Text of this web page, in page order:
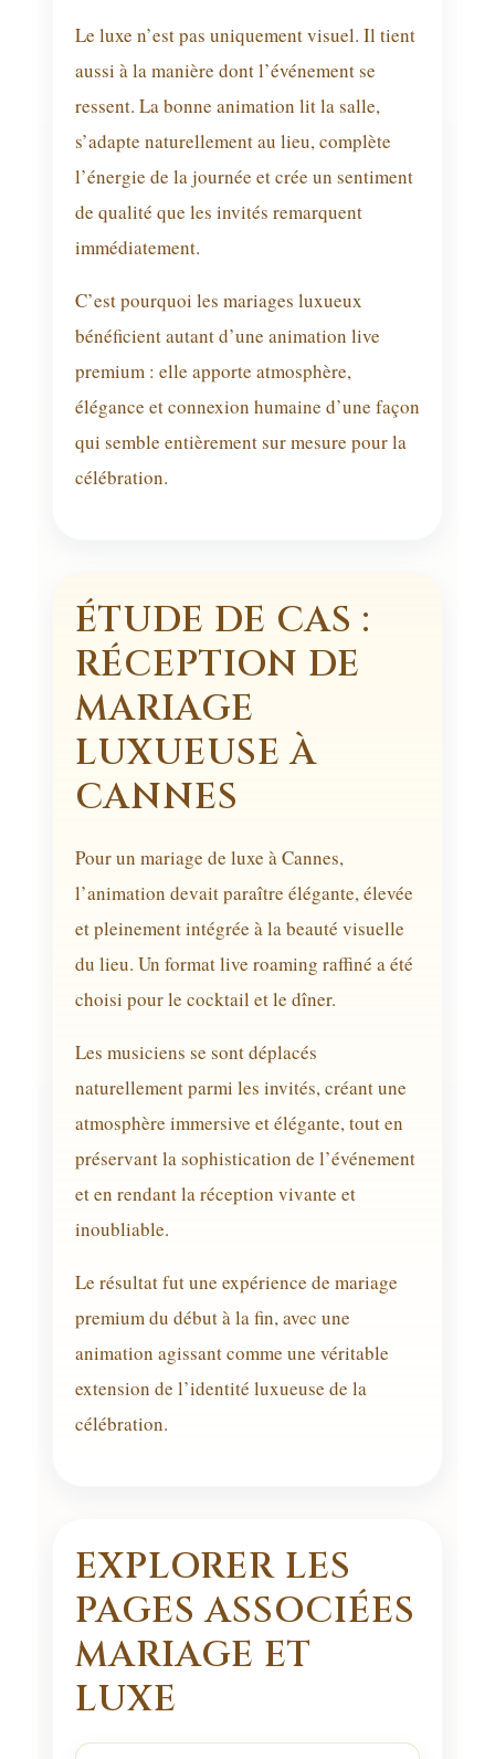
Le luxe n’est pas uniquement visuel. Il tient
aussi à la manière dont l’événement se
ressent. La bonne animation lit la salle,
s’adapte naturellement au lieu, complète
l’énergie de la journée et crée un sentiment
de qualité que les invités remarquent
immédiatement.
C’est pourquoi les mariages luxueux
bénéficient autant d’une animation live
premium : elle apporte atmosphère,
élégance et connexion humaine d’une façon
qui semble entièrement sur mesure pour la
célébration.
ÉTUDE DE CAS :
RÉCEPTION DE
MARIAGE
LUXUEUSE À
CANNES
Pour un mariage de luxe à Cannes,
l’animation devait paraître élégante, élevée
et pleinement intégrée à la beauté visuelle
du lieu. Un format live roaming raffiné a été
choisi pour le cocktail et le dîner.
Les musiciens se sont déplacés
naturellement parmi les invités, créant une
atmosphère immersive et élégante, tout en
préservant la sophistication de l’événement
et en rendant la réception vivante et
inoubliable.
Le résultat fut une expérience de mariage
premium du début à la fin, avec une
animation agissant comme une véritable
extension de l’identité luxueuse de la
célébration.
EXPLORER LES
PAGES ASSOCIÉES
MARIAGE ET
LUXE